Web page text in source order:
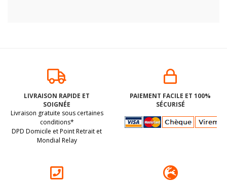
LIVRAISON RAPIDE ET
SOIGNÉE
Livraison gratuite sous certaines
conditions*
DPD Domicile et Point Retrait et
Mondial Relay
PAIEMENT FACILE ET 100%
SÉCURISÉ